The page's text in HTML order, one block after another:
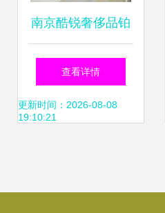
南京酷锐奢侈品铂
金寄卖——钟表类
寄卖服务详解
查看详情
更新时间：2026-08-08
19:10:21